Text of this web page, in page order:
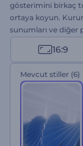
gösterimini birkaç
ortaya koyun.
sunumları ve diğer
Köşeli Şekiller
deneyin!
16:9
Mevcut stiller (6)